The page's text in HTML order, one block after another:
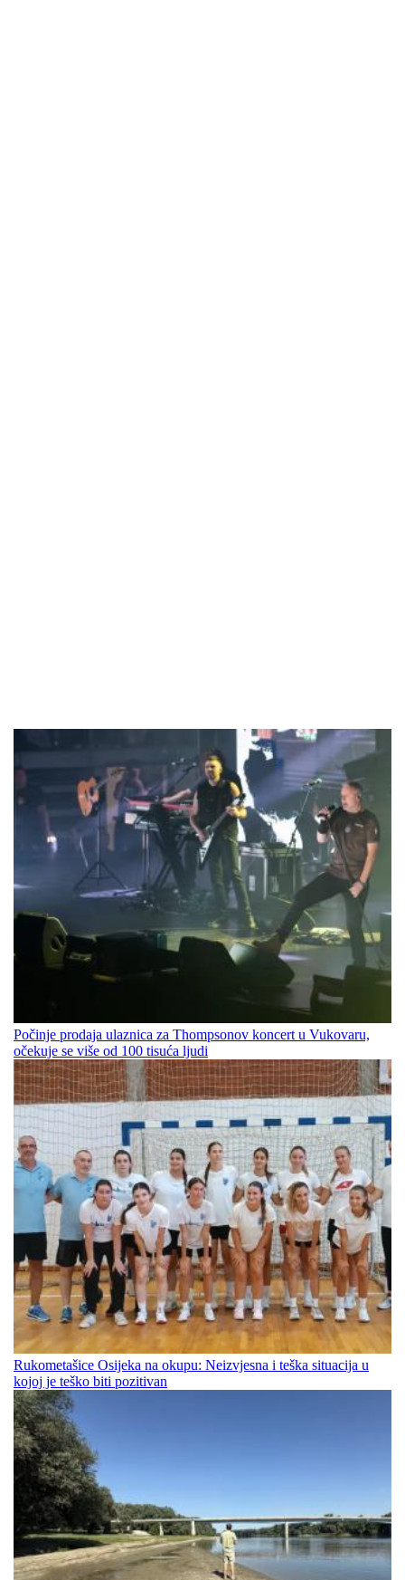
Počinje prodaja ulaznica za Thompsonov koncert u Vukovaru,
očekuje se više od 100 tisuća ljudi
Rukometašice Osijeka na okupu: Neizvjesna i teška situacija u
kojoj je teško biti pozitivan